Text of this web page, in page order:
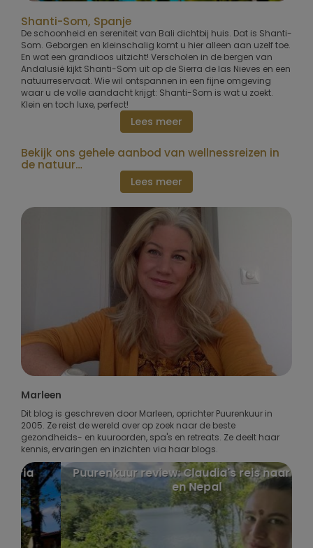
Shanti-Som, Spanje
De schoonheid en sereniteit van Bali dichtbij huis. Dat is Shanti-
Som. Geborgen en kleinschalig komt u hier alleen aan uzelf toe.
En wat een grandioos uitzicht! Verscholen in de bergen van
Andalusië kijkt Shanti-Som uit op de Sierra de las Nieves en een
natuurreservaat. Wie wil ontspannen in een fijne omgeving
waar u de volle aandacht krijgt: Shanti-Som is wat u zoekt.
Klein en toch luxe, perfect!
Lees meer
Bekijk ons gehele aanbod van wellnessreizen in
de natuur…
Lees meer
Marleen
Dit blog is geschreven door Marleen, oprichter Puurenkuur in
2005. Ze reist de wereld over op zoek naar de beste
gezondheids- en kuuroorden, spa's en retreats. Ze deelt haar
kennis, ervaringen en inzichten via haar blogs.
Puurenkuur review: Claudia's reis naar India
en Nepal